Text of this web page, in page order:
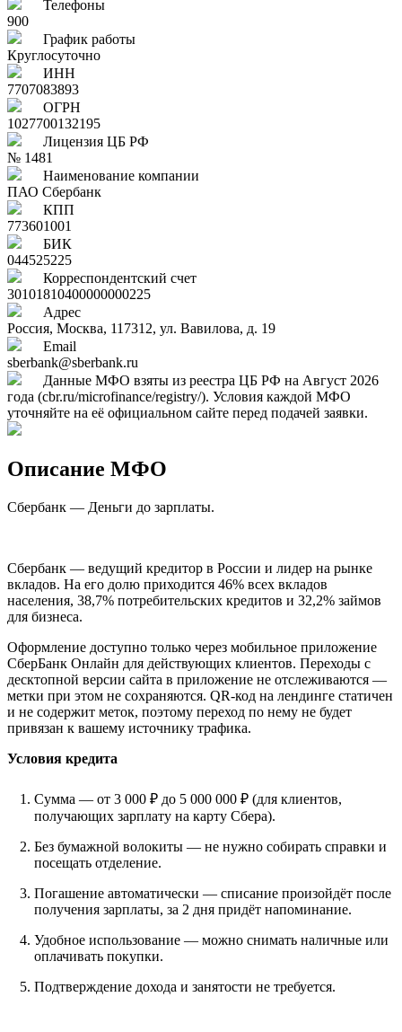
Телефоны
900
График работы
Круглосуточно
ИНН
7707083893
ОГРН
1027700132195
Лицензия ЦБ РФ
№ 1481
Наименование компании
ПАО Сбербанк
КПП
773601001
БИК
044525225
Корреспондентский счет
30101810400000000225
Адрес
Россия, Москва, 117312, ул. Вавилова, д. 19
Email
sberbank@sberbank.ru
Данные МФО взяты из реестра ЦБ РФ на Август 2026
года (cbr.ru/microfinance/registry/). Условия каждой МФО
уточняйте на её официальном сайте перед подачей заявки.
Описание МФО
Сбербанк — Деньги до зарплаты.
Сбербанк — ведущий кредитор в России и лидер на рынке
вкладов. На его долю приходится 46% всех вкладов
населения, 38,7% потребительских кредитов и 32,2% займов
для бизнеса.
Оформление доступно только через мобильное приложение
СберБанк Онлайн для действующих клиентов. Переходы с
десктопной версии сайта в приложение не отслеживаются —
метки при этом не сохраняются. QR-код на лендинге статичен
и не содержит меток, поэтому переход по нему не будет
привязан к вашему источнику трафика.
Условия кредита
Сумма — от 3 000 ₽ до 5 000 000 ₽ (для клиентов,
получающих зарплату на карту Сбера).
Без бумажной волокиты — не нужно собирать справки и
посещать отделение.
Погашение автоматически — списание произойдёт после
получения зарплаты, за 2 дня придёт напоминание.
Удобное использование — можно снимать наличные или
оплачивать покупки.
Подтверждение дохода и занятости не требуется.